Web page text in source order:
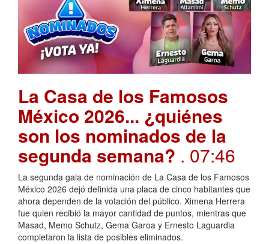
La Casa de los Famosos
México 2026... ¿quiénes
son los nominados de la
segunda semana? . 07:46
La segunda gala de nominación de La Casa de los Famosos
México 2026 dejó definida una placa de cinco habitantes que
ahora dependen de la votación del público. Ximena Herrera
fue quien recibió la mayor cantidad de puntos, mientras que
Masad, Memo Schutz, Gema Garoa y Ernesto Laguardia
completaron la lista de posibles eliminados.